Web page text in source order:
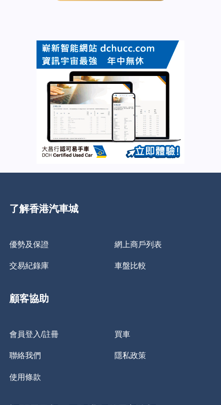
了解香港汽車城
優勢及保證 網上商戶列表
交易紀錄庫 車盤比較
顧客協助
會員登入/註冊 買車
聯絡我們 隱私政策
使用條款